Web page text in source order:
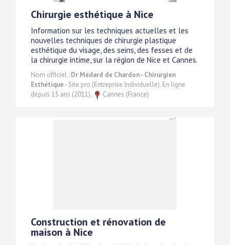
Chirurgie esthétique à Nice
Information sur les techniques actuelles et les
nouvelles techniques de chirurgie plastique
esthétique du visage, des seins, des fesses et de
la chirurgie intime, sur la région de Nice et Cannes.
Nom officiel : Dr Médard de Chardon - Chirurgien
Esthétique- Site pro (Entreprise Individuelle). En ligne
depuis 15 ans (2011).
Cannes (France)
Construction et rénovation de
maison à Nice